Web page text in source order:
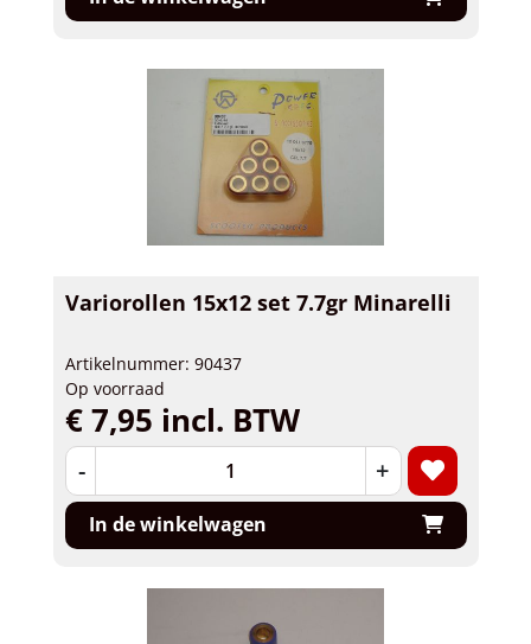
Variorollen 15x12 set 7.7gr Minarelli
Artikelnummer: 90437
Op voorraad
€ 7,95 incl. BTW
- +
In de winkelwagen